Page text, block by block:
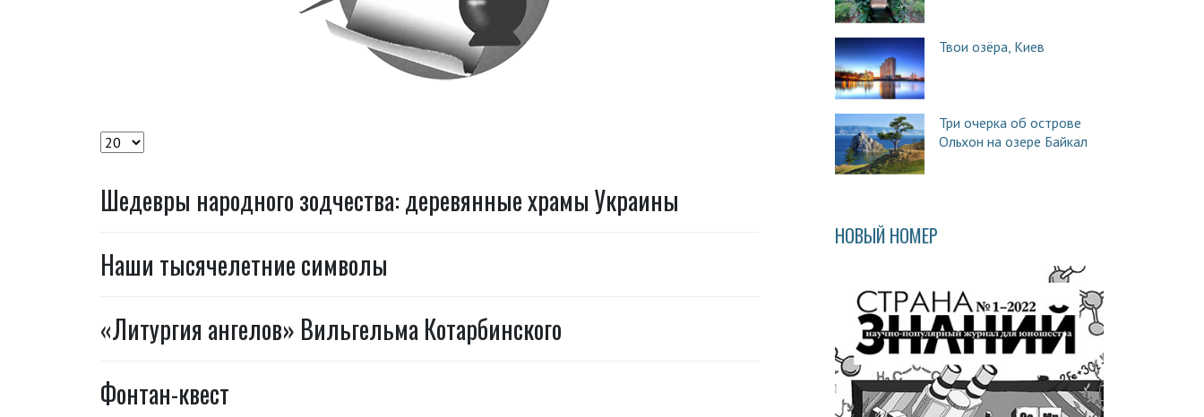
Кол-во строк:
Шедевры народного зодчества: деревянные храмы Украины
Наши тысячелетние символы
«Литургия ангелов» Вильгельма Котарбинского
Фонтан-квест
Твои озёра, Киев
Три очерка об острове
Ольхон на озере Байкал
НОВЫЙ НОМЕР